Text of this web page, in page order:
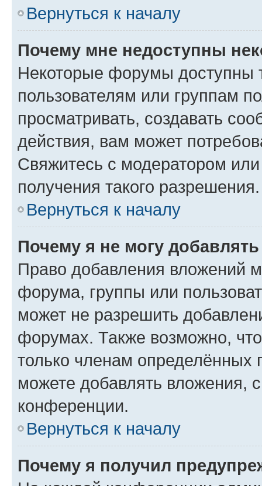
Вернуться к началу
Почему мне недоступны
Некоторые форумы доступны
пользователям или группам
просматривать, создавать
действия, вам может
Свяжитесь с модератором
получения такого разрешения.
Вернуться к началу
Почему я не могу
Право добавления вложений
форума, группы или
может не разрешить
форумах. Также возможно,
только членам определённых
можете добавлять вложения,
конференции.
Вернуться к началу
Почему я получил